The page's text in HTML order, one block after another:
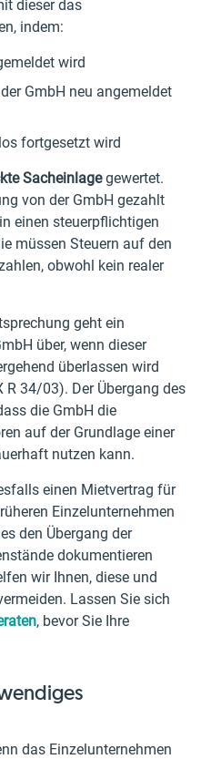
dieser das
indem:
wird
GmbH neu angemeldet
fortgesetzt wird
Sacheinlagegewertet.
von der GmbH gezahlt
einen steuerpflichtigen
müssen Steuern auf den
obwohl kein realer
geht ein
über, wenn dieser
überlassen wird
R 34/03). Der Übergang des
die GmbH die
auf der Grundlage einer
nutzen kann.
einen Mietvertrag für
Einzelunternehmen
den Übergang der
dokumentieren
wir Ihnen, diese und
Lassen Sie sich
, bevor Sie Ihre
das Einzelunternehmen